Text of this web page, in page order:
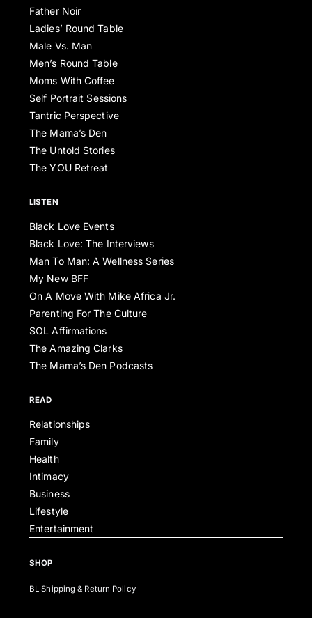
Father Noir
Ladies’ Round Table
Male Vs. Man
Men’s Round Table
Moms With Coffee
Self Portrait Sessions
Tantric Perspective
The Mama’s Den
The Untold Stories
The YOU Retreat
LISTEN
Black Love Events
Black Love: The Interviews
Man To Man: A Wellness Series
My New BFF
On A Move With Mike Africa Jr.
Parenting For The Culture
SOL Affirmations
The Amazing Clarks
The Mama’s Den Podcasts
READ
Relationships
Family
Health
Intimacy
Business
Lifestyle
Entertainment
SHOP
BL Shipping & Return Policy